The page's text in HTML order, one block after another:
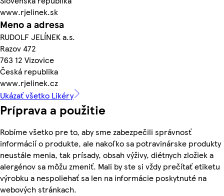
www.rjelinek.sk
Meno a adresa
RUDOLF JELÍNEK a.s.
Razov 472
763 12 Vizovice
Česká republika
www.rjelinek.cz
Ukázať všetko Likéry
Príprava a použitie
Robíme všetko pre to, aby sme zabezpečili správnosť
informácií o produkte, ale nakoľko sa potravinárske produkty
neustále menia, tak prísady, obsah výživy, diétnych zložiek a
alergénov sa môžu zmeniť. Mali by ste si vždy prečítať etiketu
výrobku a nespoliehať sa len na informácie poskytnuté na
webových stránkach.